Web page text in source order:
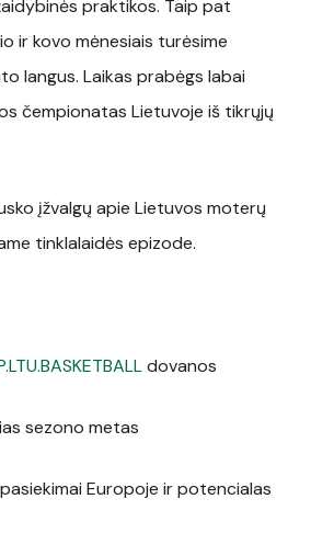
praktikos. Taip pat
ir kovo mėnesiais turėsime
langus. Laikas prabėgs labai
čempionatas Lietuvoje iš tikrųjų
įžvalgų apie Lietuvos moterų
tinklalaidės epizode.
dovanos
sezono metas
Europoje ir potencialas